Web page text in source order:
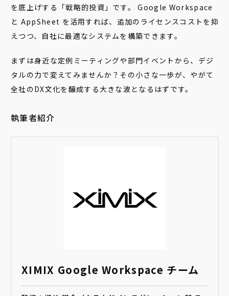
を底上げする「戦略的投資」です。 Google Workspace
と AppSheet を活用すれば、追加のライセンスコストを抑
えつつ、自社に最適なシステムを構築できます。
まずは身近な定例ミーティングや部門イベントから、デジ
タルの力で変えてみませんか？その小さな一歩が、やがて
全社のDX文化を醸成する大きな波となるはずです。
執筆者紹介
XIMIX Google Workspace チーム